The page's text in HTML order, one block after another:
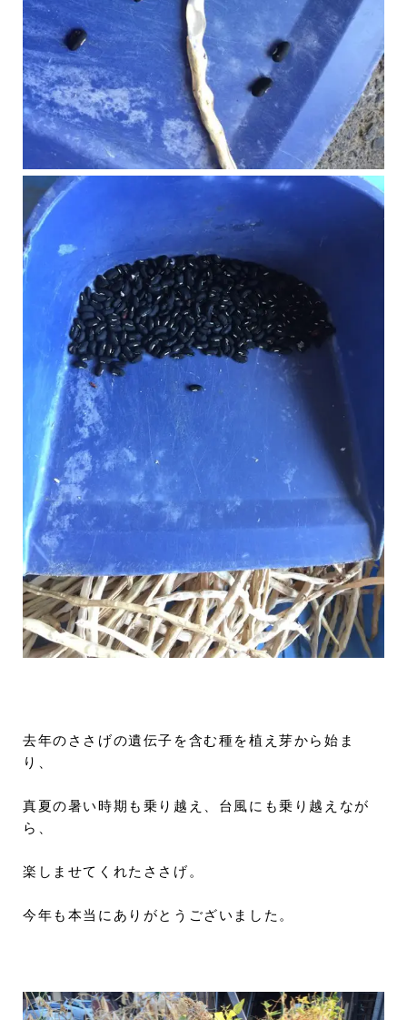
去年のささげの遺伝子を含む種を植え芽から始ま
り、
真夏の暑い時期も乗り越え、台風にも乗り越えなが
ら、
楽しませてくれたささげ。
今年も本当にありがとうございました。